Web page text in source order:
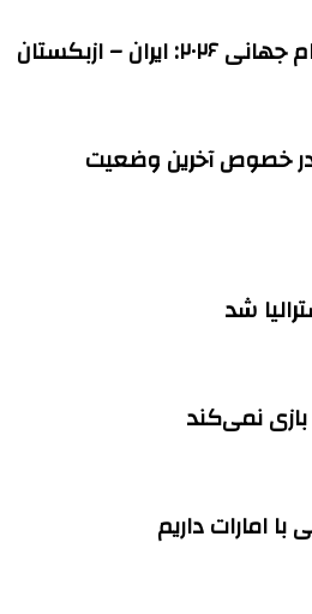
– ازبکستان
خصوص آخرین وضعیت
شد
نمی‌کند
امارات داریم